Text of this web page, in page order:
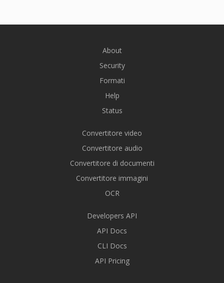
About
Security
Formati
Help
Status
Convertitore video
Convertitore audio
Convertitore di documenti
Convertitore immagini
OCR
Developers API
API Docs
CLI Docs
API Pricing